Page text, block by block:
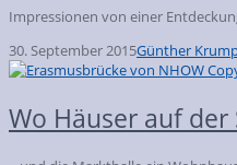
Impressionen von einer
30. September 2015Günther
Wo Häuser auf